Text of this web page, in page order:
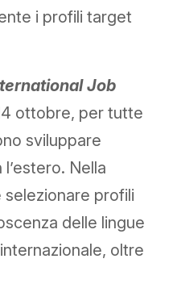
i profili target
Job
ottobre, per tutte
sviluppare
Nella
selezionare profili
delle lingue
oltre